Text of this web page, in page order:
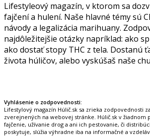
Lifestyleový magazín, v ktorom sa
fajčení a hulení. Naše hlavné témy sú
návody a legalizácia marihuany.
najdôležitejšie otázky napríklad: ako
ako dostať stopy THC z tela. Dostanú
života húličov, alebo vyskúšaš naše
Vyhlásenie o zodpovednosti:
Lifestylový magazín Húlič.sk sa zrieka zodpovednosti
zverejnených na webovej stránke. Húlič.sk v žiadnom
fajčenie, užívanie drog a ani ich pestovanie, či
poskytuje, slúžia výhradne iba na informačné a